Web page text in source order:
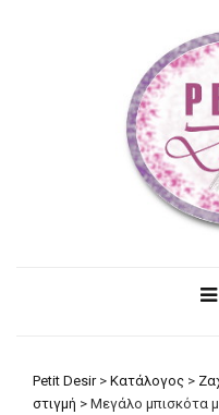
Petit Desir> Κατάλογος >
στιγμή > Μεγάλο μπισκότα